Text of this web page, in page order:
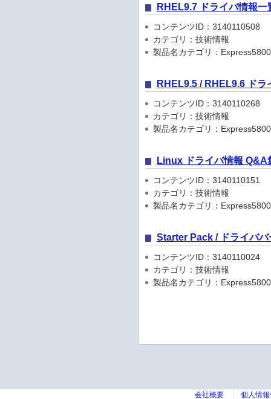
RHEL9.7 ドライバ情報一
コンテンツID：3140110508
カテゴリ：技術情報
製品名カテゴリ：
RHEL9.5 / RHEL9.6 ドラ
コンテンツID：3140110268
カテゴリ：技術情報
製品名カテゴリ：
Linux ドライバ情報 Q&A
コンテンツID：3140110151
カテゴリ：技術情報
製品名カテゴリ：
Starter Pack / ドライババ
コンテンツID：3140110024
カテゴリ：技術情報
製品名カテゴリ：
会社概要 個人情